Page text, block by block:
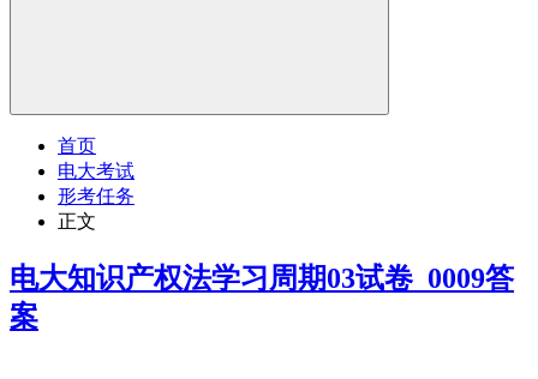
首页
电大考试
形考任务
正文
电大知识产权法学习周期03试卷_0009答
案